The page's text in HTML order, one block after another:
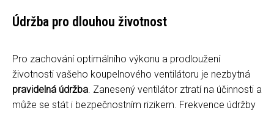
Údržba pro dlouhou životnost
Pro zachování optimálního výkonu a prodloužení
životnosti vašeho koupelnového ventilátoru je nezbytná
pravidelná údržba. Zanesený ventilátor ztratí na účinnosti a
může se stát i bezpečnostním rizikem. Frekvence údržby